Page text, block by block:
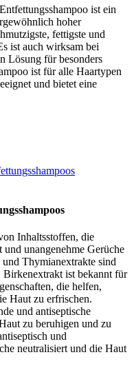
ist ein
hoher
fettigste und
ist auch wirksam bei
Lösung für besonders
ist für alle Haartypen
und bietet eine
Inhaltsstoffen, die
unangenehme Gerüche
Thymianextrakte sind
Birkenextrakt ist bekannt für
die helfen,
Haut zu erfrischen.
und antiseptische
zu beruhigen und zu
und
neutralisiert und die Haut